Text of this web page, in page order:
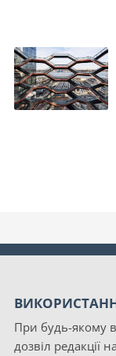
При будь-якому
дозвіл редакції